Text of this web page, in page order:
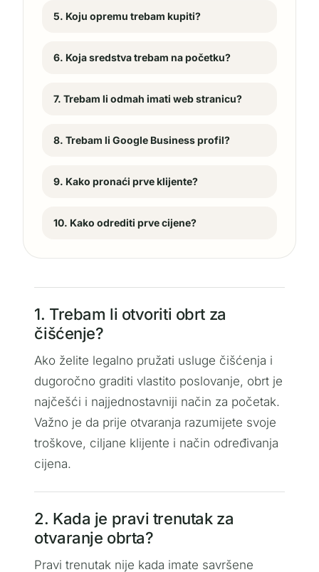
5. Koju opremu trebam kupiti?
6. Koja sredstva trebam na početku?
7. Trebam li odmah imati web stranicu?
8. Trebam li Google Business profil?
9. Kako pronaći prve klijente?
10. Kako odrediti prve cijene?
1. Trebam li otvoriti obrt za
čišćenje?
Ako želite legalno pružati usluge čišćenja i
dugoročno graditi vlastito poslovanje, obrt je
najčešći i najjednostavniji način za početak.
Važno je da prije otvaranja razumijete svoje
troškove, ciljane klijente i način određivanja
cijena.
2. Kada je pravi trenutak za
otvaranje obrta?
Pravi trenutak nije kada imate savršene